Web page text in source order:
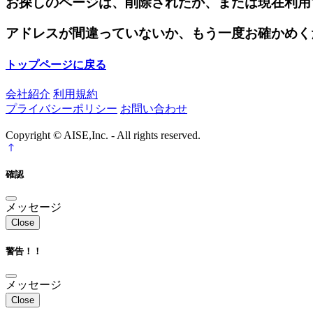
アドレスが間違っていないか、もう一度お確かめ
トップページに戻る
会社紹介 利用規約
プライバシーポリシー お問い合わせ
Copyright © AISE,Inc. - All rights reserved.
確認
メッセージ
Close
警告！！
メッセージ
Close